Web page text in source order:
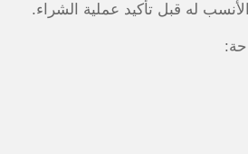
له قبل تأكيد عملية الشراء.